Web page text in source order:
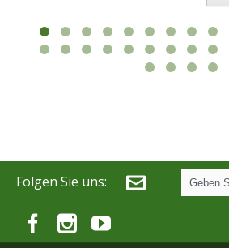
Folgen Sie uns: